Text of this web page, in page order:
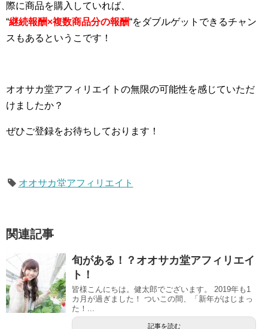
際に商品を購入していれば、
“継続報酬×複数商品分の報酬“をダブルゲットできるチャン
スもあるというこです！
オオサカ堂アフィリエイトの無限の可能性を感じていただ
けましたか？
ぜひご登録をお待ちしております！
オオサカ堂アフィリエイト
関連記事
旬がある！？オオサカ堂アフィリエイ
ト！
皆様こんにちは。健太郎でございます。 2019年も1
カ月が過ぎました！ ついこの間、「新年がはじまっ
た！...
記事を読む